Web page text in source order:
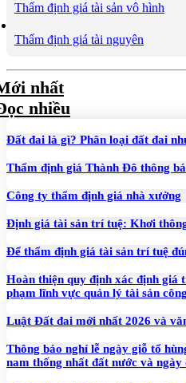
Thẩm định giá tài sản vô hình
Thẩm định giá tài nguyên
nhất
nhiều
Đất đai là gì? Phân loại đất đai
Thẩm định giá Thành Đô thông
Công ty thẩm định giá nhà xưởng
Định giá tài sản trí tuệ: Khơi
Để thẩm định giá tài sản trí tuệ
Hoàn thiện quy định xác định
phạm lĩnh vực quản lý tài sản công
Luật Đất đai mới nhất 2026 và
Thông báo nghỉ lễ ngày giỗ tổ
nam thống nhất đất nước và ngày